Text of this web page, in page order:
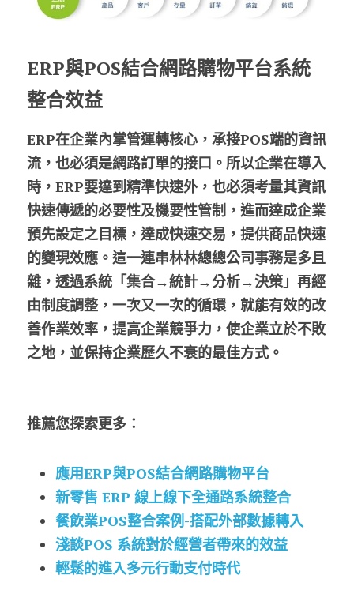
ERP與POS結合網路購物平台系統
整合效益
ERP在企業內掌管運轉核心，承接POS端的資訊
流，也必須是網路訂單的接口。所以企業在導入
時，ERP要達到精準快速外，也必須考量其資訊
快速傳遞的必要性及機要性管制，進而達成企業
預先設定之目標，達成快速交易，提供商品快速
的變現效應。這一連串林林總總公司事務是多且
雜，透過系統「集合→統計→分析→決策」再經
由制度調整，一次又一次的循環，就能有效的改
善作業效率，提高企業競爭力，使企業立於不敗
之地，並保持企業歷久不衰的最佳方式。
推薦您探索更多：
應用ERP與POS結合網路購物平台
新零售 ERP 線上線下全通路系統整合
餐飲業POS整合案例-搭配外部數據轉入
淺談POS 系統對於經營者帶來的效益
輕鬆的進入多元行動支付時代